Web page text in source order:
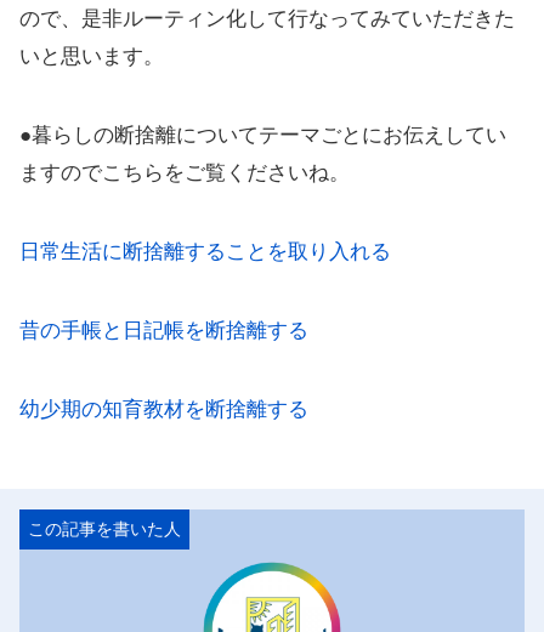
ので、是非ルーティン化して行なってみていただきた
いと思います。
●暮らしの断捨離についてテーマごとにお伝えしてい
ますのでこちらをご覧くださいね。
日常生活に断捨離することを取り入れる
昔の手帳と日記帳を断捨離する
幼少期の知育教材を断捨離する